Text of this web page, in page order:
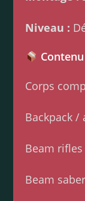
Niveau :
Corps
Backpack /
Beam rifles
Beam